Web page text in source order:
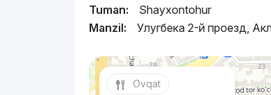
Tuman:
Shayxontohur
Manzil:
Улугбека 2-й проезд,
Ovqat